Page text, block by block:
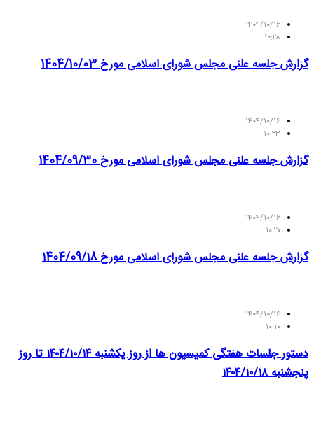
۱۴۰۴/۱۰/۱۶
۱۰:۲۸
گزارش جلسه علنی مجلس شورای اسلامی مورخ 1404/10/03
۱۴۰۴/۱۰/۱۶
۱۰:۲۳
گزارش جلسه علنی مجلس شورای اسلامی مورخ 1404/09/30
۱۴۰۴/۱۰/۱۶
۱۰:۲۰
گزارش جلسه علنی مجلس شورای اسلامی مورخ 1404/09/18
۱۴۰۴/۱۰/۱۶
۱۰:۱۰
دستور جلسات هفتگی کمیسیون ها از روز یکشنبه ۱۴۰۴/۱۰/۱۴ تا روز
پنجشنبه ۱۴۰۴/۱۰/۱۸